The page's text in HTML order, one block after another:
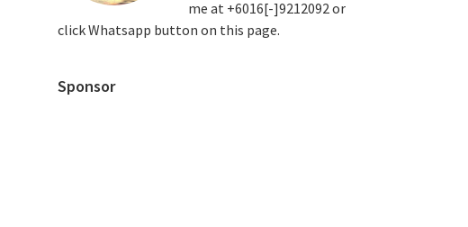
me at +6016[-]9212092 or
click Whatsapp button on this page.
Sponsor